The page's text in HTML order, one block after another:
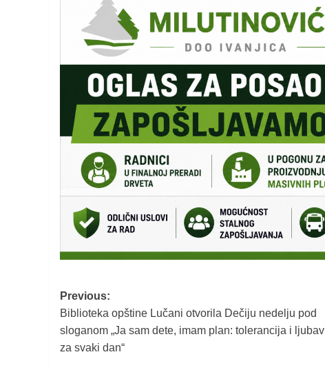
Post
navigation
Previous:
Biblioteka opštine Lučani otvorila Dečiju nedelju pod
sloganom „Ja sam dete, imam plan: tolerancija i ljubav
za svaki dan“